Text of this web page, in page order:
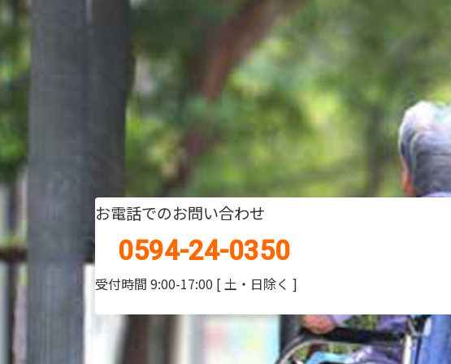
お電話でのお問い合わせ
0594-24-0350
受付時間 9:00-17:00 [ 土・日除く ]